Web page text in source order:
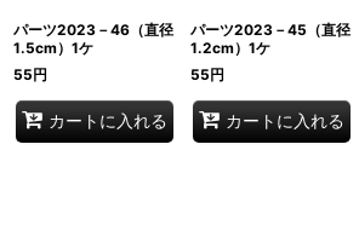
パーツ2023－46（直径
1.5cm）1ケ
55円
カートに入れる
パーツ2023－45（直径
1.2cm）1ケ
55円
カートに入れる